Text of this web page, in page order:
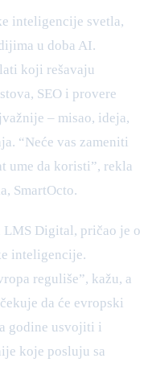
inteligencije svetla,
u doba AI.
koji rešavaju
SEO i provere
– misao, ideja,
“Neće vas zameniti
ume da koristi”, rekla
SmartOcto.
LMS Digital, pričao je o
inteligencije.
reguliše”, kažu, a
da će evropski
godine usvojiti i
koje posluju sa